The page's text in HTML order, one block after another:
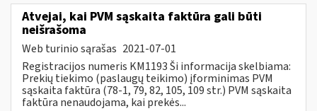
Atvejai, kai PVM sąskaita faktūra gali būti
neišrašoma
Web turinio sąrašas 2021-07-01
Registracijos numeris KM1193 Ši informacija skelbiama:
Prekių tiekimo (paslaugų teikimo) įforminimas PVM
sąskaita faktūra (78-1, 79, 82, 105, 109 str.) PVM sąskaita
faktūra nenaudojama, kai prekės...